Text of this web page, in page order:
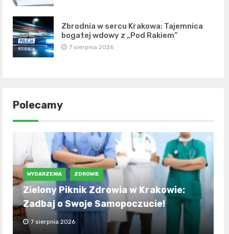
Zbrodnia w sercu Krakowa: Tajemnica
bogatej wdowy z „Pod Rakiem”
7 sierpnia 2026
Polecamy
WYDARZENIA ZDROWIE
Zielony Piknik Zdrowia w Krakowie:
Zadbaj o Swoje Samopoczucie!
7 sierpnia 2026